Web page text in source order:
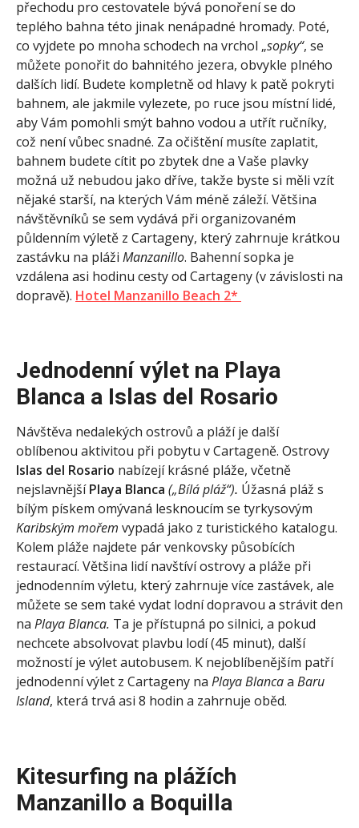
přechodu pro cestovatele bývá ponoření se do
teplého bahna této jinak nenápadné hromady. Poté,
co vyjdete po mnoha schodech na vrchol „sopky“, se
můžete ponořit do bahnitého jezera, obvykle plného
dalších lidí. Budete kompletně od hlavy k patě pokryti
bahnem, ale jakmile vylezete, po ruce jsou místní lidé,
aby Vám pomohli smýt bahno vodou a utřít ručníky,
což není vůbec snadné. Za očištění musíte zaplatit,
bahnem budete cítit po zbytek dne a Vaše plavky
možná už nebudou jako dříve, takže byste si měli vzít
nějaké starší, na kterých Vám méně záleží. Většina
návštěvníků se sem vydává při organizovaném
půldenním výletě z Cartageny, který zahrnuje krátkou
zastávku na pláži Manzanillo. Bahenní sopka je
vzdálena asi hodinu cesty od Cartageny (v závislosti na
dopravě). Hotel Manzanillo Beach 2*
Jednodenní výlet na Playa
Blanca a Islas del Rosario
Návštěva nedalekých ostrovů a pláží je další
oblíbenou aktivitou při pobytu v Cartageně. Ostrovy
Islas del Rosario nabízejí krásné pláže, včetně
nejslavnějšíPlaya Blanca („Bílá pláž“). Úžasná pláž s
bílým pískem omývaná lesknoucím se tyrkysovým
Karibským mořem vypadá jako z turistického katalogu.
Kolem pláže najdete pár venkovsky působících
restaurací. Většina lidí navštíví ostrovy a pláže při
jednodenním výletu, který zahrnuje více zastávek, ale
můžete se sem také vydat lodní dopravou a strávit den
na Playa Blanca. Ta je přístupná po silnici, a pokud
nechcete absolvovat plavbu lodí (45 minut), další
možností je výlet autobusem. K nejoblíbenějším patří
jednodenní výlet z Cartageny na Playa Blancaa Baru
Island, která trvá asi 8 hodin a zahrnuje oběd.
Kitesurfing na plážích
Manzanillo a Boquilla